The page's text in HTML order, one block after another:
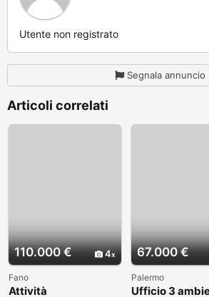
Utente non registrato
Segnala annuncio
Articoli correlati
110.000 € 4
Fano
Attività
67.000 €
Palermo
Ufficio 3